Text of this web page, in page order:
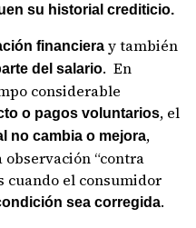
su historial crediticio.
financiera y también
del salario. En
considerable
o pagos voluntarios, el
no cambia o mejora,
“contra
cuando el consumidor
sea corregida.